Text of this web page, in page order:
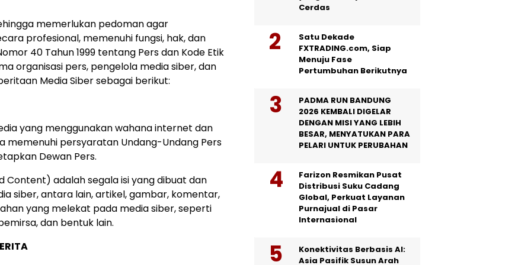
memerlukan pedoman agar
profesional, memenuhi fungsi, hak, dan
40 Tahun 1999 tentang Pers dan Kode Etik
organisasi pers, pengelola media siber, dan
Media Siber sebagai berikut:
yang menggunakan wahana internet dan
memenuhi persyaratan Undang-Undang Pers
Dewan Pers.
Content) adalah segala isi yang dibuat dan
siber, antara lain, artikel, gambar, komentar,
yang melekat pada media siber, seperti
dan bentuk lain.
Cerdas
Satu Dekade
FXTRADING.com, Siap
Menuju Fase
Pertumbuhan Berikutnya
PADMA RUN BANDUNG
2026 KEMBALI DIGELAR
DENGAN MISI YANG LEBIH
BESAR, MENYATUKAN PARA
PELARI UNTUK PERUBAHAN
Farizon Resmikan Pusat
Distribusi Suku Cadang
Global, Perkuat Layanan
Purnajual di Pasar
Internasional
Konektivitas Berbasis AI:
Asia Pasifik Susun Arah